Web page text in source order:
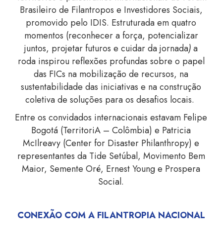
Brasileiro de Filantropos e Investidores Sociais,
promovido pelo IDIS. Estruturada em quatro
momentos (reconhecer a força, potencializar
juntos, projetar futuros e cuidar da jornada)a
roda inspirou reflexões profundas sobre o papel
das FICs na mobilização de recursos, na
sustentabilidade das iniciativas e na construção
coletiva de soluções para os desafios locais.
Entre os convidados internacionais estavam Felipe
Bogotá (TerritoriA – Colômbia) e Patricia
McIlreavy (Center for Disaster Philanthropy) e
representantes da Tide Setúbal, Movimento Bem
Maior, Semente Oré, Ernest Young e Prospera
Social.
CONEXÃO COM A FILANTROPIA NACIONAL